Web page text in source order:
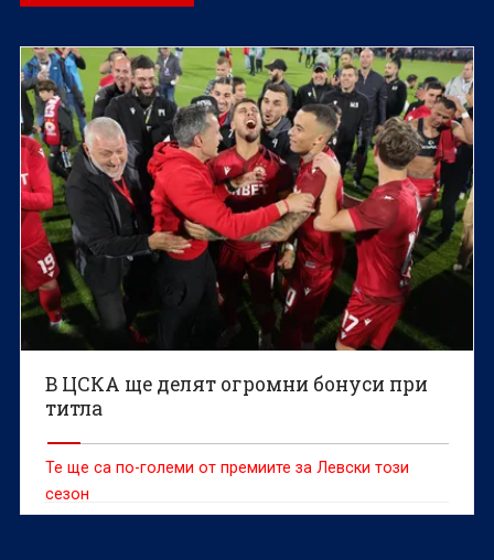
В ЦСКА ще делят огромни бонуси при
титла
Те ще са по-големи от премиите за Левски този
сезон